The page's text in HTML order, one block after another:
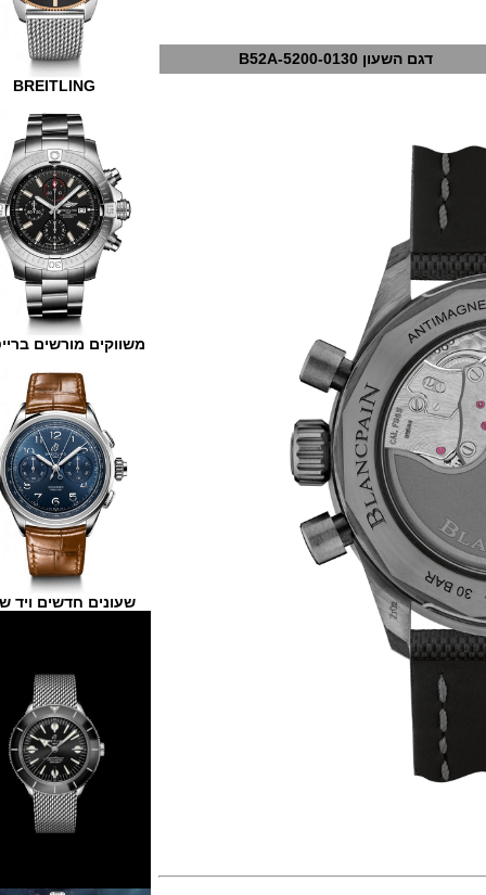
דגם השעון 5200-0130-B52A
BREITLING
משווקים מורשים ברייטלינג
שעונים חדשים ויד שנייה